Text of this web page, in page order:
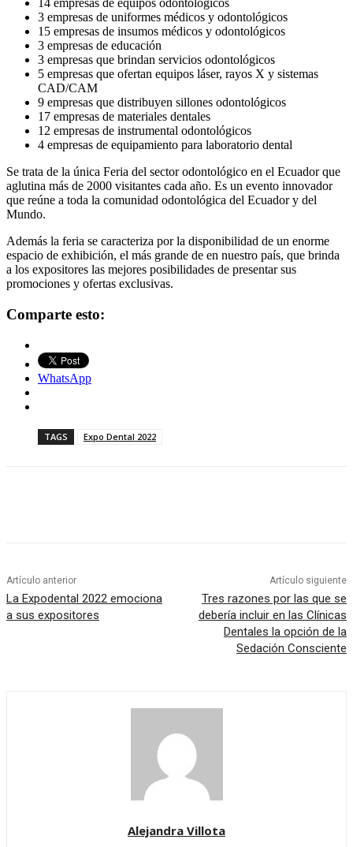
14 empresas de equipos odontológicos
3 empresas de uniformes médicos y odontológicos
15 empresas de insumos médicos y odontológicos
3 empresas de educación
3 empresas que brindan servicios odontológicos
5 empresas que ofertan equipos láser, rayos X y sistemas
CAD/CAM
9 empresas que distribuyen sillones odontológicos
17 empresas de materiales dentales
12 empresas de instrumental odontológicos
4 empresas de equipamiento para laboratorio dental
Se trata de la única Feria del sector odontológico en el Ecuador que
aglutina más de 2000 visitantes cada año. Es un evento innovador
que reúne a toda la comunidad odontológica del Ecuador y del
Mundo.
Además la feria se caracteriza por la disponibilidad de un enorme
espacio de exhibición, el más grande de en nuestro país, que brinda
a los expositores las mejores posibilidades de presentar sus
promociones y ofertas exclusivas.
Comparte esto:
WhatsApp
TAGS Expo Dental 2022
Artículo anterior
La Expodental 2022 emociona
a sus expositores
Artículo siguiente
Tres razones por las que se
debería incluir en las Clínicas
Dentales la opción de la
Sedación Consciente
Alejandra Villota